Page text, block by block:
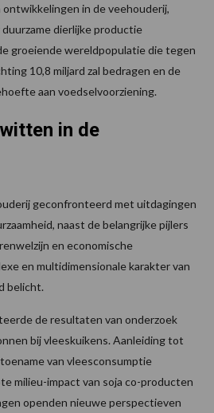
in de veehouderij,
dierlijke productie
groeiende wereldpopulatie die tegen
10,8 miljard zal bedragen en de
aan voedselvoorziening.
in de
geconfronteerd met uitdagingen
naast de belangrijke pijlers
en economische
en multidimensionale karakter van
belicht.
de resultaten van onderzoek
bij vleeskuikens. Aanleiding tot
van vleesconsumptie
milieu-impact van soja co-producten
openden nieuwe perspectieven